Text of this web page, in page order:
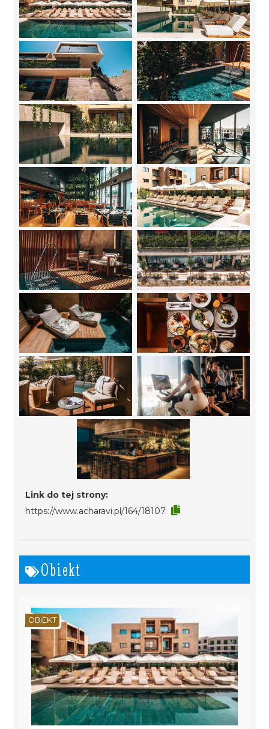
Link do tej strony:
https://www.acharavi.pl/164/18107
Obiekt
OBIEKT